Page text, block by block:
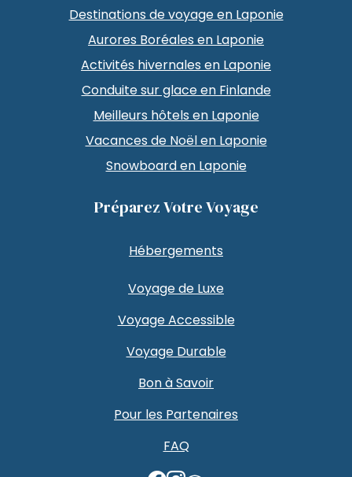
Destinations de voyage en Laponie
Aurores Boréales en Laponie
Activités hivernales en Laponie
Conduite sur glace en Finlande
Meilleurs hôtels en Laponie
Vacances de Noël en Laponie
Snowboard en Laponie
Préparez Votre Voyage
Hébergements
Voyage de Luxe
Voyage Accessible
Voyage Durable
Bon à Savoir
Pour les Partenaires
FAQ